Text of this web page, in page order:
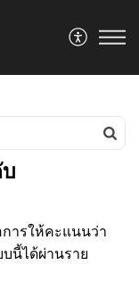
ารให้คะแนนว่า
นี้ได้ผ่านราย